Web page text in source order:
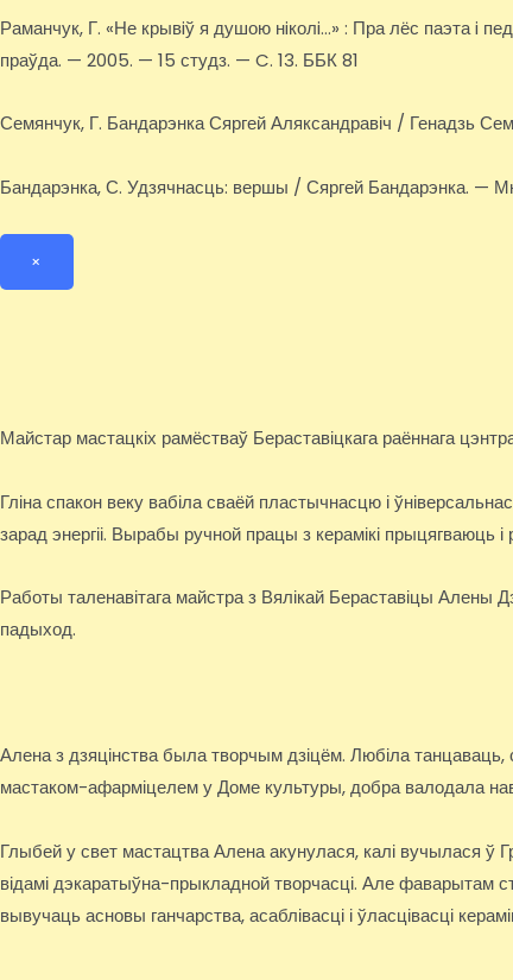
Раманчук, Г. «Не крывiў я душою нiколi…» : Пра лёс паэта i
праўда. — 2005. — 15 студз. — C. 13. ББК 81
Семянчук, Г. Бандарэнка Сяргей Аляксандравіч / Генадзь
Бандарэнка, С. Удзячнасць: вершы / Сяргей Бандарэнка. —
×
Майстар мастацкіх рамёстваў Бераставіцкага раённага
Гліна спакон веку вабіла сваёй пластычнасцю і
зарад энергіі. Вырабы ручной працы з керамікі
Работы таленавітага майстра з Вялікай Бераставіцы Алены
падыход.
Алена з дзяцінства была творчым дзіцём. Любіла
мастаком-афарміцелем у Доме культуры, добра валодала
Глыбей у свет мастацтва Алена акунулася, калі вучылася ў
відамі дэкаратыўна-прыкладной творчасці. Але фаварытам
вывучаць асновы ганчарства, асаблівасці і ўласцівасці